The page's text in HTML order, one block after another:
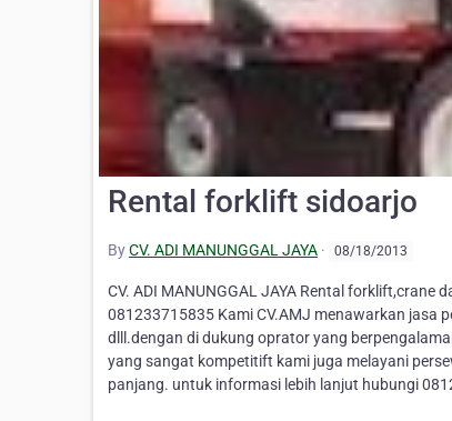
Rental forklift sidoarjo
ByCV. ADI MANUNGGAL JAYA · 08/18/2013
CV. ADI MANUNGGAL JAYA Rental
081233715835 Kami CV.AMJ menawarkan jasa
dlll.dengan di dukung oprator yang
yang sangat kompetitift kami juga melayani
panjang. untuk informasi lebih lanjut hubungi